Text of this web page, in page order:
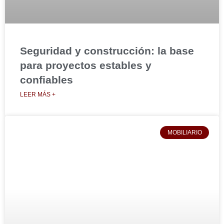
Seguridad y construcción: la base
para proyectos estables y
confiables
LEER MÁS +
MOBILIARIO